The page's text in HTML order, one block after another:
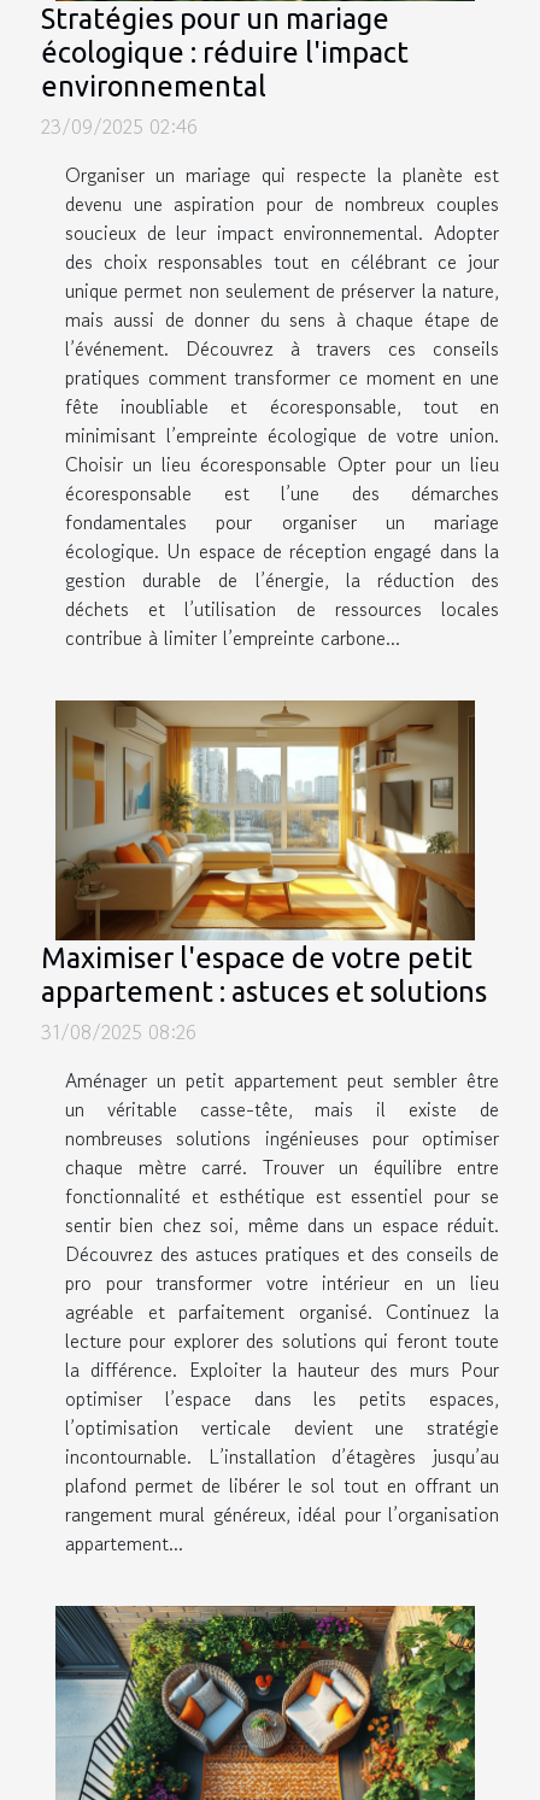
Stratégies pour un mariage
écologique : réduire l'impact
environnemental
23/09/2025 02:46
Organiser un mariage qui respecte la planète est
devenu une aspiration pour de nombreux couples
soucieux de leur impact environnemental. Adopter
des choix responsables tout en célébrant ce jour
unique permet non seulement de préserver la nature,
mais aussi de donner du sens à chaque étape de
l’événement. Découvrez à travers ces conseils
pratiques comment transformer ce moment en une
fête inoubliable et écoresponsable, tout en
minimisant l’empreinte écologique de votre union.
Choisir un lieu écoresponsable Opter pour un lieu
écoresponsable est l’une des démarches
fondamentales pour organiser un mariage
écologique. Un espace de réception engagé dans la
gestion durable de l’énergie, la réduction des
déchets et l’utilisation de ressources locales
contribue à limiter l’empreinte carbone...
Maximiser l'espace de votre petit
appartement : astuces et solutions
31/08/2025 08:26
Aménager un petit appartement peut sembler être
un véritable casse-tête, mais il existe de
nombreuses solutions ingénieuses pour optimiser
chaque mètre carré. Trouver un équilibre entre
fonctionnalité et esthétique est essentiel pour se
sentir bien chez soi, même dans un espace réduit.
Découvrez des astuces pratiques et des conseils de
pro pour transformer votre intérieur en un lieu
agréable et parfaitement organisé. Continuez la
lecture pour explorer des solutions qui feront toute
la différence. Exploiter la hauteur des murs Pour
optimiser l’espace dans les petits espaces,
l’optimisation verticale devient une stratégie
incontournable. L’installation d’étagères jusqu’au
plafond permet de libérer le sol tout en offrant un
rangement mural généreux, idéal pour l’organisation
appartement...